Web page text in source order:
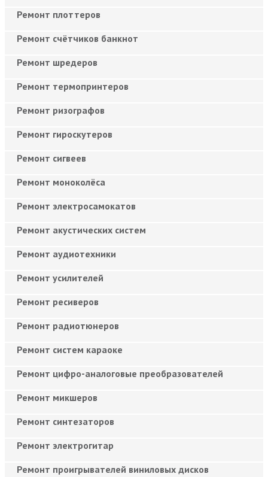
Ремонт плоттеров
Ремонт счётчиков банкнот
Ремонт шредеров
Ремонт термопринтеров
Ремонт ризографов
Ремонт гироскутеров
Ремонт сигвеев
Ремонт моноколёса
Ремонт электросамокатов
Ремонт акустических систем
Ремонт аудиотехники
Ремонт усилителей
Ремонт ресиверов
Ремонт радиотюнеров
Ремонт систем караоке
Ремонт цифро-аналоговые преобразователей
Ремонт микшеров
Ремонт синтезаторов
Ремонт электрогитар
Ремонт проигрывателей виниловых дисков